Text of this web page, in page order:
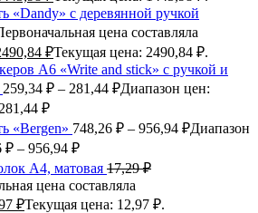
«Dandy» с деревянной ручкой
цена составляла
₽Текущая цена: 2490,84 ₽.
А6 «Write and stick» с ручкой и
259,34 ₽ – 281,44 ₽Диапазон цен:
₽
«Bergen» 748,26 ₽ – 956,94 ₽Диапазон
₽ – 956,94 ₽
А4, матовая 17,29₽
цена составляла
₽Текущая цена: 12,97 ₽.